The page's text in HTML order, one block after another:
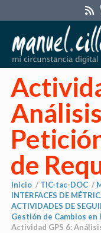
de
Inicio / TIC-tac-DOC /
INTERFACES DE
ACTIVIDADES DE
Gestión de Cambios
Actividad GPS 6: